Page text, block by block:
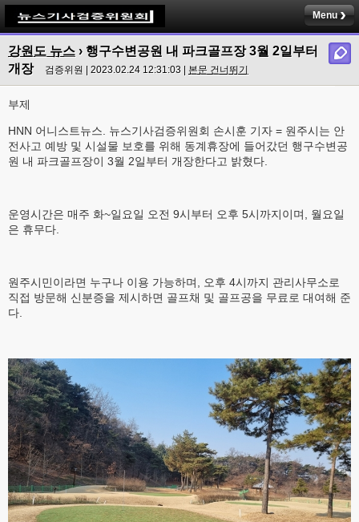
Menu
강원도 뉴스 › 행구수변공원 내 파크골프장 3월 2일부터
개장
검증위원 | 2023.02.24 12:31:03 | 본문 건너뛰기
부제
HNN 어니스트뉴스. 뉴스기사검증위원회 손시훈 기자 = 원주시는 안
전사고 예방 및 시설물 보호를 위해 동계휴장에 들어갔던 행구수변공
원 내 파크골프장이 3월 2일부터 개장한다고 밝혔다.
운영시간은 매주 화~일요일 오전 9시부터 오후 5시까지이며, 월요일
은 휴무다.
원주시민이라면 누구나 이용 가능하며, 오후 4시까지 관리사무소로
직접 방문해 신분증을 제시하면 골프채 및 골프공을 무료로 대여해 준
다.